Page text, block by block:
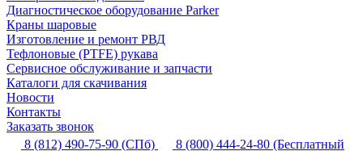
Диагностическое оборудование Parker
Краны шаровые
Изготовление и ремонт РВД
Тефлоновые (PTFE) рукава
Сервисное обслуживание и запчасти
Каталоги для скачивания
Новости
Контакты
Заказать звонок
8 (812) 490-75-90 (СПб) 8 (800) 444-24-80 (Бесплатный